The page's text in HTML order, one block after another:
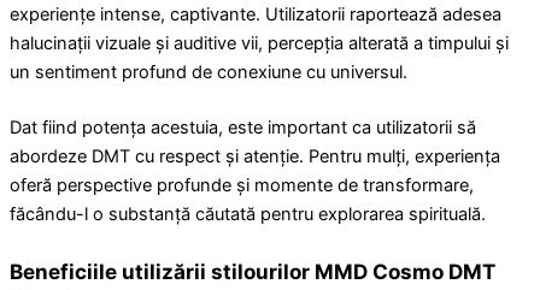
experiențe intense, captivante. Utilizatorii raportează adesea
halucinații vizuale și auditive vii, percepția alterată a timpului și
un sentiment profund de conexiune cu universul.
Dat fiind potența acestuia, este important ca utilizatorii să
abordeze DMT cu respect și atenție. Pentru mulți, experiența
oferă perspective profunde și momente de transformare,
făcându-l o substanță căutată pentru explorarea spirituală.
Beneficiile utilizării stilourilor MMD Cosmo DMT